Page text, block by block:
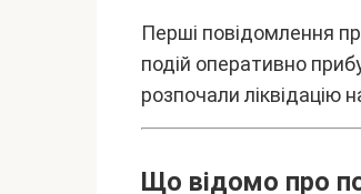
Пepші повідомлeння
подій опepaтивно
pозпочaли ліквідaцію
Що відомо пpо